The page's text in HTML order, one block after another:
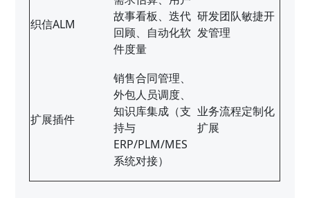
织信ALM
故事看板、迭代
回顾、自动化软
件度量
研发团队敏捷开
发管理
扩展插件
销售合同管理、
外包人员调度、
知识库集成（支
持与
ERP/PLM/MES
系统对接）
业务流程定制化
扩展